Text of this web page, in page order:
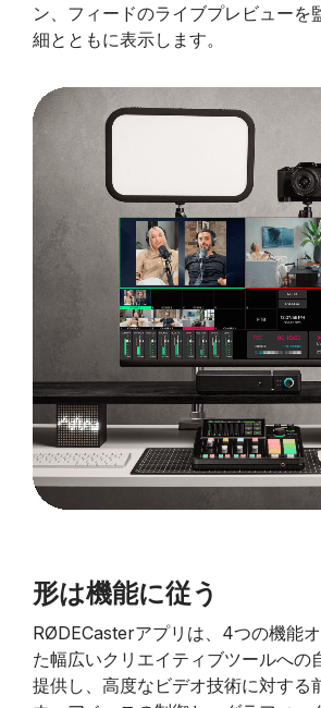
ン、フィードのライブプレビューを
細とともに表示します。
形は機能に従う
RØDECasterアプリは、4つの機能
た幅広いクリエイティブツールへの
提供し、高度なビデオ技術に対する